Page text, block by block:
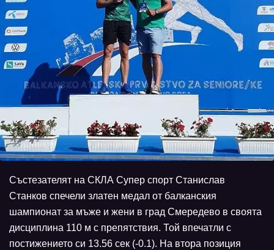
Състезателят на СКЛА Супер спорт Станислав
Станков спечели златен медал от балканския
шампионат за мъже и жени в град Смередево в своята
дисциплина 110 м с препятствия. Той впечатли с
постижението си 13.56 сек (-0.1). На втора позиция